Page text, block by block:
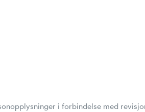
i forbindelse med